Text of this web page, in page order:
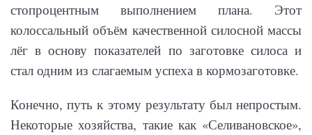
стопроцентным выполнением плана. Этот
колоссальный объём качественной силосной массы
лёг в основу показателей по заготовке силоса и
стал одним из слагаемым успеха в кормозаготовке.
Конечно, путь к этому результату был непростым.
Некоторые хозяйства, такие как «Селивановское»,